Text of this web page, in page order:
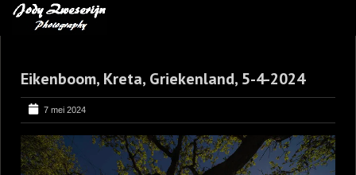
BLOG
LEREN VAN KUNST
BENCE MATE FOTOHUTTEN
OVER MIJ
Eikenboom, Kreta, Griekenland, 5-4-2024
7 mei 2024